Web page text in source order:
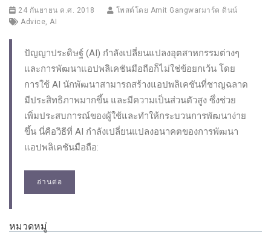
24 กันยายน ค.ศ. 2018 โพสต์โดย Amit Gangwarมาร์ค ดินน์
Advice AI
ปัญญาประดิษฐ์ (AI) กำลังเปลี่ยนแปลงอุตสาหกรรมต่างๆ
และการพัฒนาแอปพลิเคชันมือถือก็ไม่ใช่ข้อยกเว้น โดย
การใช้ AI นักพัฒนาสามารถสร้างแอปพลิเคชันที่ชาญฉลาด
มีประสิทธิภาพมากขึ้น และมีความเป็นส่วนตัวสูง ซึ่งช่วย
เพิ่มประสบการณ์ของผู้ใช้และทำให้กระบวนการพัฒนาง่าย
ขึ้น นี่คือวิธีที่ AI กำลังเปลี่ยนแปลงอนาคตของการพัฒนา
แอปพลิเคชันมือถือ:
อ่านต่อ
หมวดหมู่